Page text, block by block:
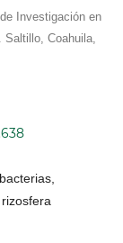
Investigación en
Coahuila,